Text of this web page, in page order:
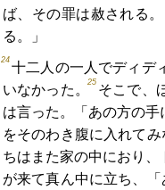
ば、その罪は赦される
る。」
24
十二人の一人でディデ
いなかった。
25
そこで、
は言った。「あの方の
をそのわき腹に入れて
ちはまた家の中におり
が来て真ん中に立ち、